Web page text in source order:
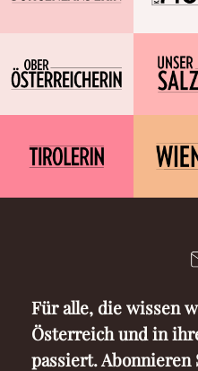
Für alle, die wissen
Österreich und in
passiert. Abonnieren